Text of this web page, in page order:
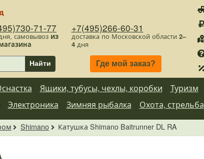
71-77
самовывоз из
+7(495)266-60-31
доставка по Московской области 2–
4дня
Где мой заказ?
Найти
Ящики, тубусы, чехлы, коробки Туризм
Электроника Зимняя рыбалка Охота, стрельба
Shimano Катушка Shimano Baitrunner DL RA